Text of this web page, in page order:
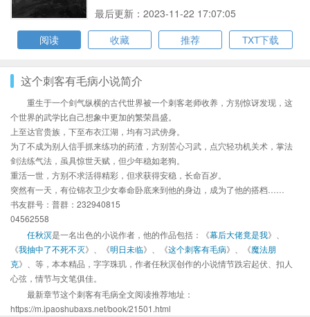
最后更新：2023-11-22 17:07:05
阅读
收藏 推荐 TXT下载
这个刺客有毛病小说简介
重生于一个剑气纵横的古代世界被一个刺客老师收养，方别惊讶发现，这
个世界的武学比自己想象中更加的繁荣昌盛。
上至达官贵族，下至布衣江湖，均有习武傍身。
为了不成为别人信手抓来练功的药渣，方别苦心习武，点穴轻功机关术，掌法
剑法练气法，虽具惊世天赋，但少年稳如老狗。
重活一世，方别不求活得精彩，但求获得安稳，长命百岁。
突然有一天，有位锦衣卫少女奉命卧底来到他的身边，成为了他的搭档……
书友群号：普群：232940815
04562558
任秋溟是一名出色的小说作者，他的作品包括：《幕后大佬竟是我》、
《我抽中了不死不灭》、《明日未临》、《这个刺客有毛病》、《魔法朋
克》、等，本本精品，字字珠玑，作者任秋溟创作的小说情节跌宕起伏、扣人
心弦，情节与文笔俱佳。
最新章节这个刺客有毛病全文阅读推荐地址：
https://m.ipaoshubaxs.net/book/21501.html